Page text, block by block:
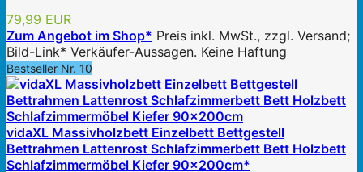
79,99 EUR
Zum Angebot im Shop* Preis inkl. MwSt., zzgl. Versand;
Bild-Link* Verkäufer-Aussagen. Keine Haftung
Bestseller Nr. 10
vidaXL Massivholzbett Einzelbett Bettgestell
Bettrahmen Lattenrost Schlafzimmerbett Bett Holzbett
Schlafzimmermöbel Kiefer 90x200cm*